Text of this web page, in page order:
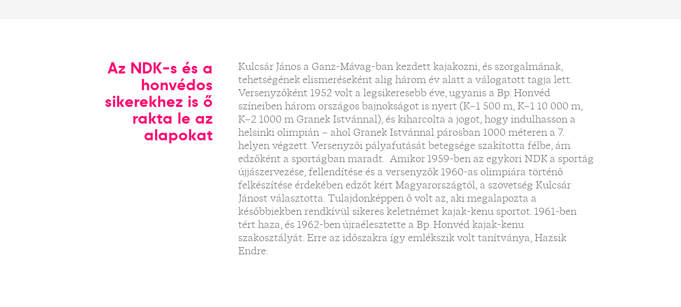
Az NDK-s és a
honvédos
sikerekhez is ő
rakta le az
alapokat
Kulcsár János a Ganz-Mávag-ban kezdett kajakozni, és szorgalmának,
tehetségének elismeréseként alig három év alatt a válogatott tagja lett.
Versenyzőként 1952 volt a legsikeresebb éve, ugyanis a Bp. Honvéd
színeiben három országos bajnokságot is nyert (K–1 500 m, K–1 10 000 m,
K–2 1000 m Granek Istvánnal), és kiharcolta a jogot, hogy indulhasson a
helsinki olimpián – ahol Granek Istvánnal párosban 1000 méteren a 7.
helyen végzett. Versenyzői pályafutását betegsége szakította félbe, ám
edzőként a sportágban maradt. Amikor 1959-ben az egykori NDK a sportág
újjászervezése, fellendítése és a versenyzők 1960-as olimpiára történő
felkészítése érdekében edzőt kért Magyarországtól, a szövetség Kulcsár
Jánost választotta. Tulajdonképpen ő volt az, aki megalapozta a
későbbiekben rendkívül sikeres keletnémet kajak-kenu sportot. 1961-ben
tért haza, és 1962-ben újraélesztette a Bp. Honvéd kajak-kenu
szakosztályát. Erre az időszakra így emlékszik volt tanítványa, Hazsik
Endre: